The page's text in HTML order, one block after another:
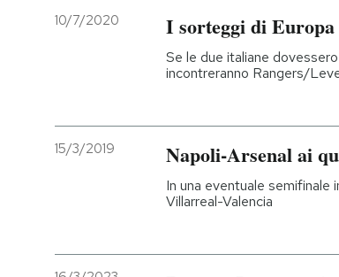
CALENDARIO
Entra
10/7/2020 I sorteggi di
Se le due italiane
incontreranno Rangers/
15/3/2019 Napoli-Arsenal ai
In una eventuale semifinale
Villarreal-Valencia